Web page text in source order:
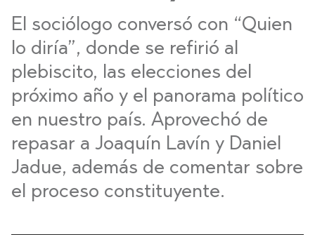
El sociólogo conversó con “Quien
lo diría”, donde se refirió al
plebiscito, las elecciones del
próximo año y el panorama político
en nuestro país. Aprovechó de
repasar a Joaquín Lavín y Daniel
Jadue, además de comentar sobre
el proceso constituyente.